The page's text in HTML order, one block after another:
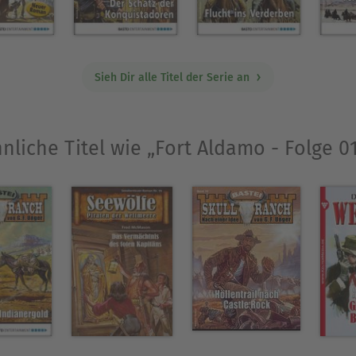
Sieh Dir alle Titel der Serie an
Titel wie „Fort Aldamo - Folge